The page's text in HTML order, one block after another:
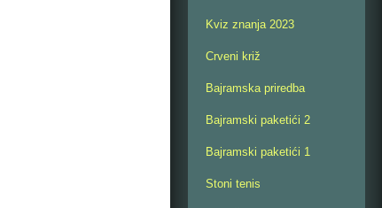
Kviz znanja 2023
Crveni križ
Bajramska priredba
Bajramski paketići 2
Bajramski paketići 1
Stoni tenis